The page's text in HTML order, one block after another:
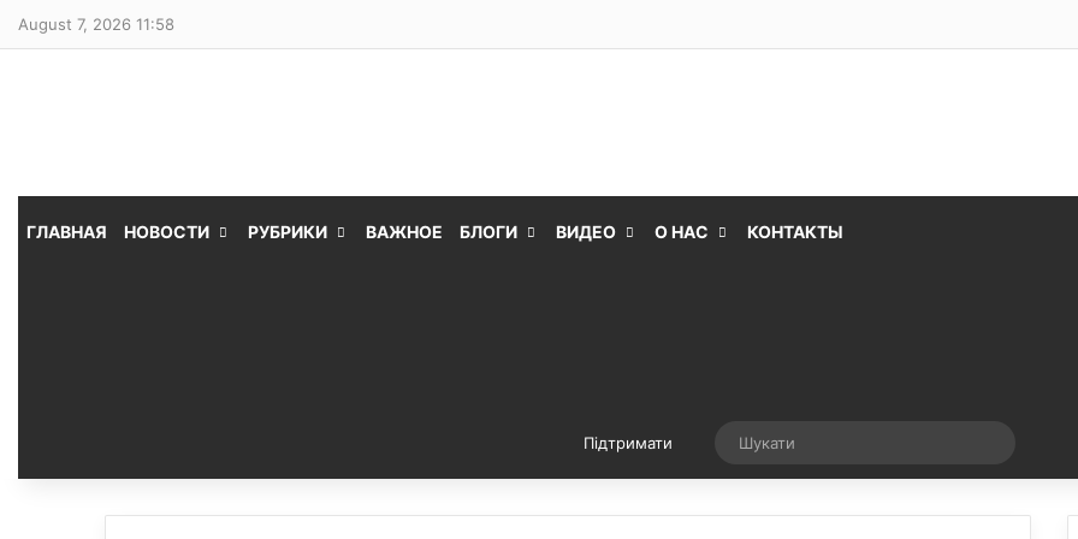
August 7, 2026 11:58
ГЛАВНАЯ НОВОСТИ РУБРИКИ ВАЖНОЕ БЛОГИ ВИДЕО О НАС КОНТАКТЫ
Підтримати Випадкова стаття